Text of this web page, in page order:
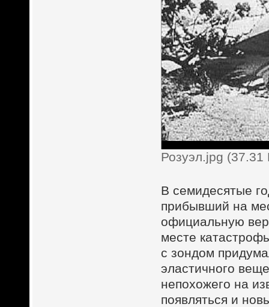
Розуэл.jpg
В семидесятые
прибывший на
официальную
месте
с зондом
эластичного
непохожего на
появляться и